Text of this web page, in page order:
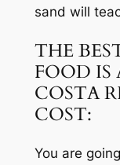
sand will
THE
FOOD IS
COSTA
COST:
You are